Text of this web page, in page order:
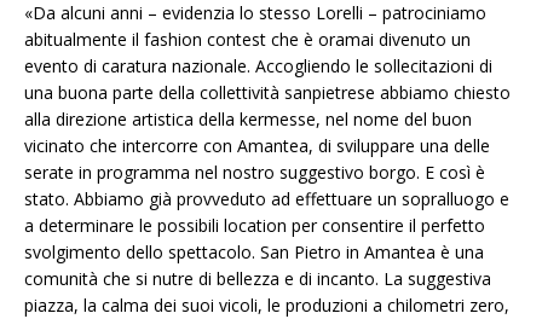
«Da alcuni anni – evidenzia lo stesso Lorelli – patrociniamo
abitualmente il fashion contest che è oramai divenuto un
evento di caratura nazionale. Accogliendo le sollecitazioni di
una buona parte della collettività sanpietrese abbiamo chiesto
alla direzione artistica della kermesse, nel nome del buon
vicinato che intercorre con Amantea, di sviluppare una delle
serate in programma nel nostro suggestivo borgo. E così è
stato. Abbiamo già provveduto ad effettuare un sopralluogo e
a determinare le possibili location per consentire il perfetto
svolgimento dello spettacolo. San Pietro in Amantea è una
comunità che si nutre di bellezza e di incanto. La suggestiva
piazza, la calma dei suoi vicoli, le produzioni a chilometri zero,